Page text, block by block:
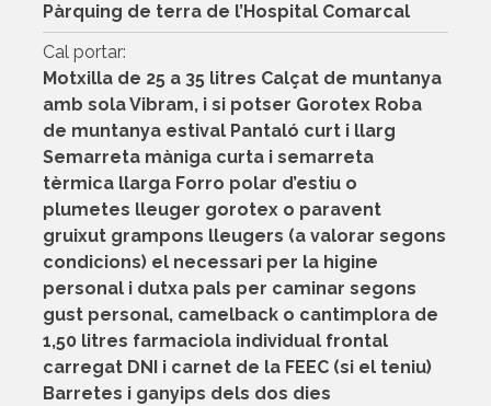
Pàrquing de terra de l’Hospital Comarcal
Cal portar:
Motxilla de 25 a 35 litres Calçat de muntanya
amb sola Vibram, i si potser Gorotex Roba
de muntanya estival Pantaló curt i llarg
Semarreta màniga curta i semarreta
tèrmica llarga Forro polar d’estiu o
plumetes lleuger gorotex o paravent
gruixut grampons lleugers (a valorar segons
condicions) el necessari per la higine
personal i dutxa pals per caminar segons
gust personal, camelback o cantimplora de
1,50 litres farmaciola individual frontal
carregat DNI i carnet de la FEEC (si el teniu)
Barretes i ganyips dels dos dies